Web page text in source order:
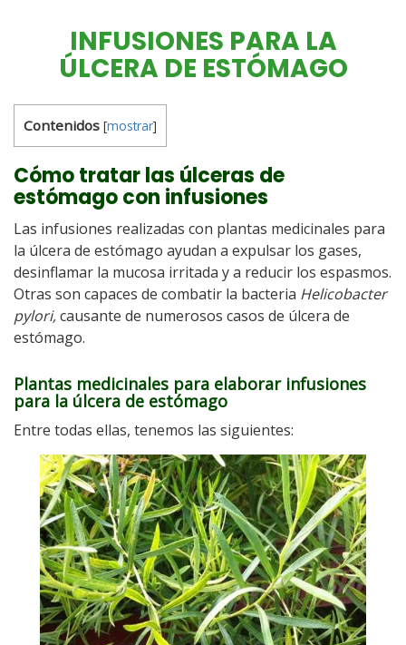
INFUSIONES PARA LA
ÚLCERA DE ESTÓMAGO
Contenidos [mostrar]
Cómo tratar las úlceras de
estómago con infusiones
Las infusiones realizadas con plantas medicinales para
la úlcera de estómago ayudan a expulsar los gases,
desinflamar la mucosa irritada y a reducir los espasmos.
Otras son capaces de combatir la bacteria Helicobacter
pylori,causante de numerosos casos de úlcera de
estómago.
Plantas medicinales para elaborar infusiones
para la úlcera de estómago
Entre todas ellas, tenemos las siguientes: